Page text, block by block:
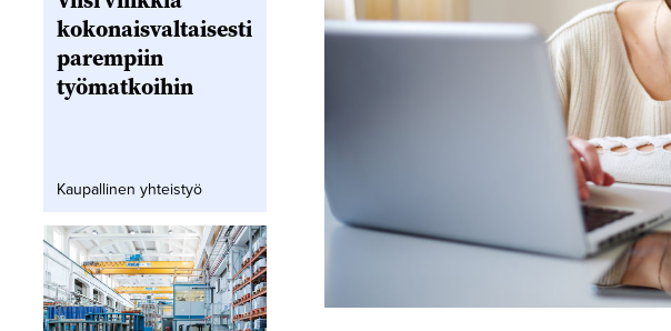
kokonaisvaltaisesti
parempiin
työmatkoihin
Kaupallinen yhteistyö